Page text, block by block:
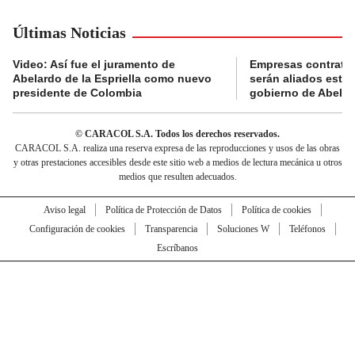
Últimas Noticias
Video: Así fue el juramento de
Abelardo de la Espriella como nuevo
presidente de Colombia
Empresas
serán aliados
gobierno de
© CARACOL S.A. Todos los derechos reservados.
CARACOL S.A. realiza una reserva expresa de las reproducciones y usos de las obras
y otras prestaciones accesibles desde este sitio web a medios de lectura mecánica u otros
medios que resulten adecuados.
Aviso legal Política de Protección de Datos
Política de cookies
Configuración de cookies
Transparencia Soluciones W
Teléfonos
Escríbanos